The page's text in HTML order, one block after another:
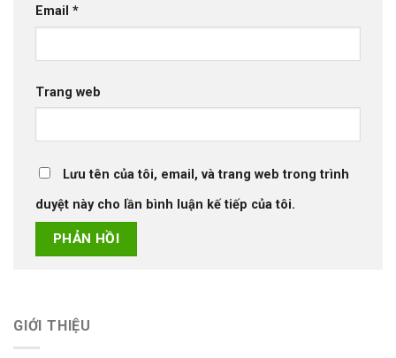
Email *
Trang web
Lưu tên của tôi, email, và trang web trong trình
duyệt này cho lần bình luận kế tiếp của tôi.
GIỚI THIỆU